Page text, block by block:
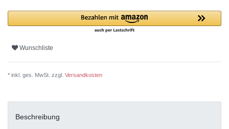
Wunschliste
* inkl. ges. MwSt. zzgl. Versandkosten
Beschreibung